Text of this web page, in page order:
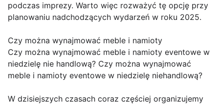
podczas imprezy. Warto więc rozważyć tę opcję przy
planowaniu nadchodzących wydarzeń w roku 2025.
Czy można wynajmować meble i namioty
Czy można wynajmować meble i namioty eventowe w
niedzielę nie handlową? Czy można wynajmować
meble i namioty eventowe w niedzielę niehandlową?
W dzisiejszych czasach coraz częściej organizujemy